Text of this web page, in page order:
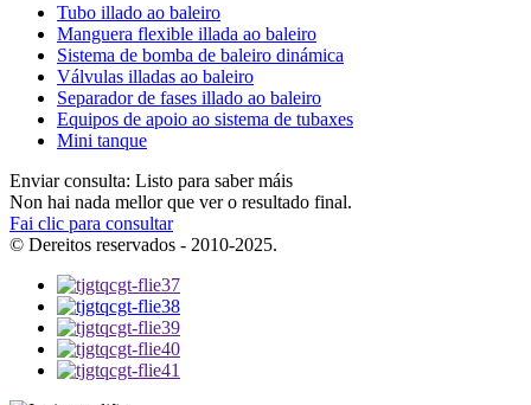
Tubo illado ao baleiro
Manguera flexible illada ao baleiro
Sistema de bomba de baleiro dinámica
Válvulas illadas ao baleiro
Separador de fases illado ao baleiro
Equipos de apoio ao sistema de tubaxes
Mini tanque
Enviar consulta: Listo para saber máis
Non hai nada mellor que ver o resultado final.
Fai clic para consultar
© Dereitos reservados - 2010-2025.